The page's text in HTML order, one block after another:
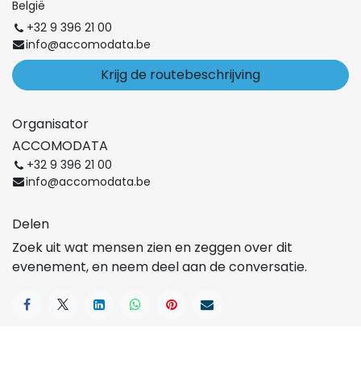
België
+32 9 396 21 00
info@accomodata.be
Krijg de routebeschrijving
Organisator
ACCOMODATA
+32 9 396 21 00
info@accomodata.be
Delen
Zoek uit wat mensen zien en zeggen over dit
evenement, en neem deel aan de conversatie.